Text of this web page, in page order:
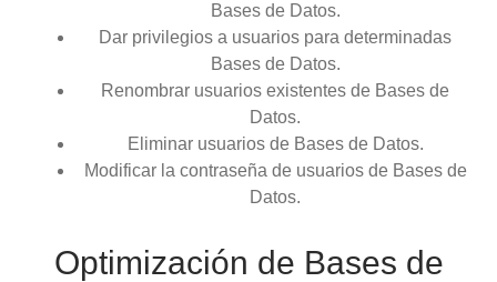
Bases de Datos.
Dar privilegios a usuarios para determinadas
Bases de Datos.
Renombrar usuarios existentes de Bases de
Datos.
Eliminar usuarios de Bases de Datos.
Modificar la contraseña de usuarios de Bases de
Datos.
Optimización de Bases de